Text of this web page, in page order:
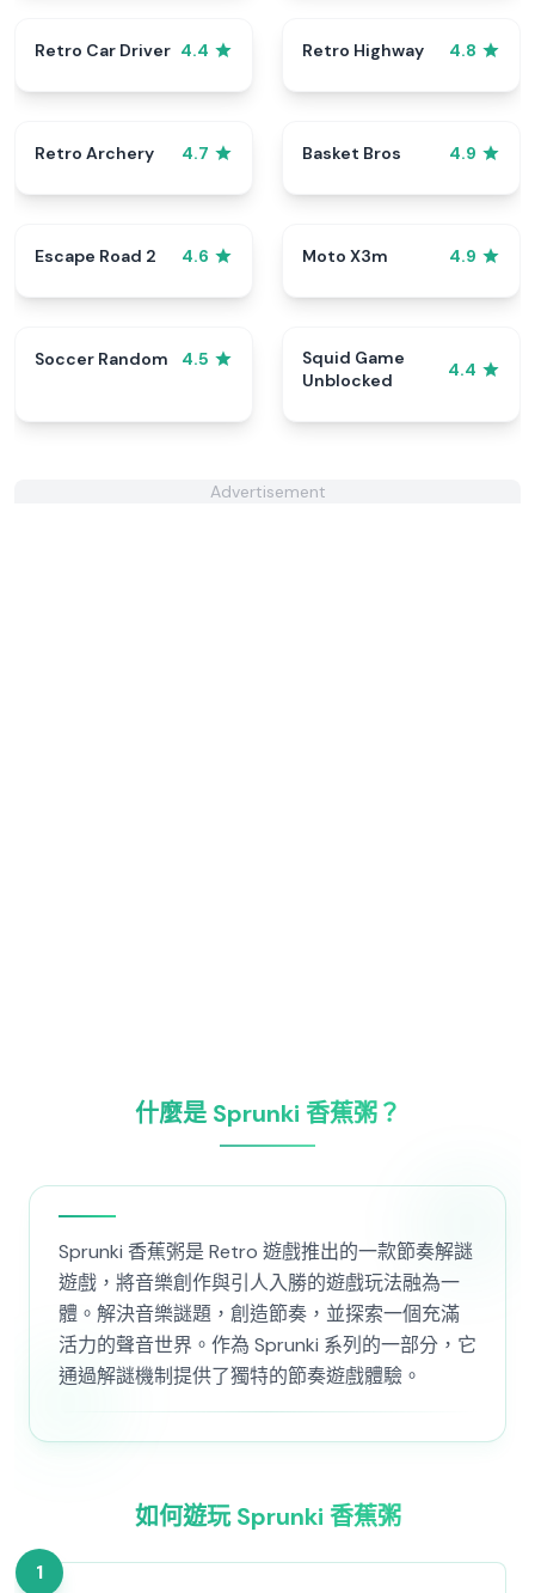
Retro Car Driver 4.4 Retro Highway 4.8
Retro Archery 4.7 Basket Bros 4.9
Escape Road 2 4.6 Moto X3m 4.9
Soccer Random 4.5
Squid Game
Unblocked
4.4
Advertisement
什麼是 Sprunki 香蕉粥？
Sprunki 香蕉粥是 Retro 遊戲推出的一款節奏解謎
遊戲，將音樂創作與引人入勝的遊戲玩法融為一
體。解決音樂謎題，創造節奏，並探索一個充滿
活力的聲音世界。作為 Sprunki 系列的一部分，它
通過解謎機制提供了獨特的節奏遊戲體驗。
如何遊玩 Sprunki 香蕉粥
1